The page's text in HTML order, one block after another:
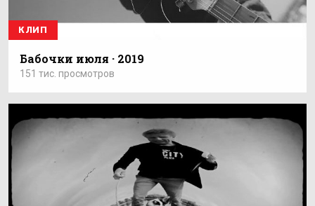
КЛИП
Бабочки июля · 2019
151 тис. просмотров